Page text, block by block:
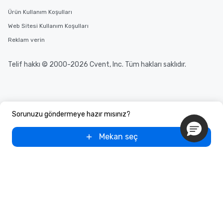
Sorunuzu göndermeye hazır mısınız?
Mekan seç
Ürün Kullanım Koşulları
Web Sitesi Kullanım Koşulları
Reklam verin
Telif hakkı © 2000-2026 Cvent, Inc. Tüm hakları saklıdır.